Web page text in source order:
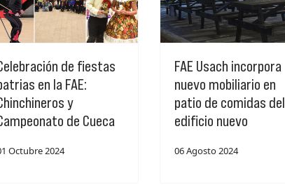
de fiestas
en la FAE:
y
de Cueca
Octubre 2024
FAE Usach incorpora
nuevo mobiliario en
patio de comidas del
edificio nuevo
06 Agosto 2024